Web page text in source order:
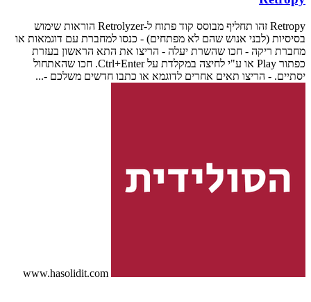
Retropy זהו תחליף מבוסס קוד פתוח ל-Retrolyzer הוראות שימוש
בסיסיות (לבני אנוש שהם לא מפתחים) - כנסו למחברת עם דוגמאות או
מחברת ריקה - חכו שהשרת יעלה - הריצו את התא הראשון בעזרת
כפתור Play או ע"י לחיצה במקלדת על Ctrl+Enter. חכו שהאתחול
יסתיים. - הריצו תאים אחרים לדוגמא או כתבו חדשים משלכם -...
www.hasolidit.com